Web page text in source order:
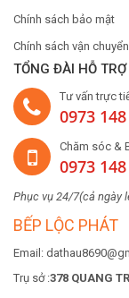
Chính sách bảo mật
Chính sách vận chuyển
TỔNG ĐÀI HỖ TRỢ
Tư vấn trực
0973
Chăm sóc &
0973
Phục vụ 24/7(cả ngày
BẾP LỘC PHÁT
Email:
Trụ sở :378 QUANG